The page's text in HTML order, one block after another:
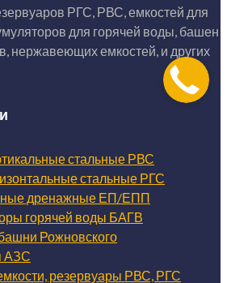
РГС, РВС, емкостей для
для горячей воды, башен
нержавеющих емкостей, и других
стальные РВС
стальные РГС
дренажные ЕП/ЕПП
горячей воды БАГВ
Рожновского
АЗС
резервуары РВС, РГС